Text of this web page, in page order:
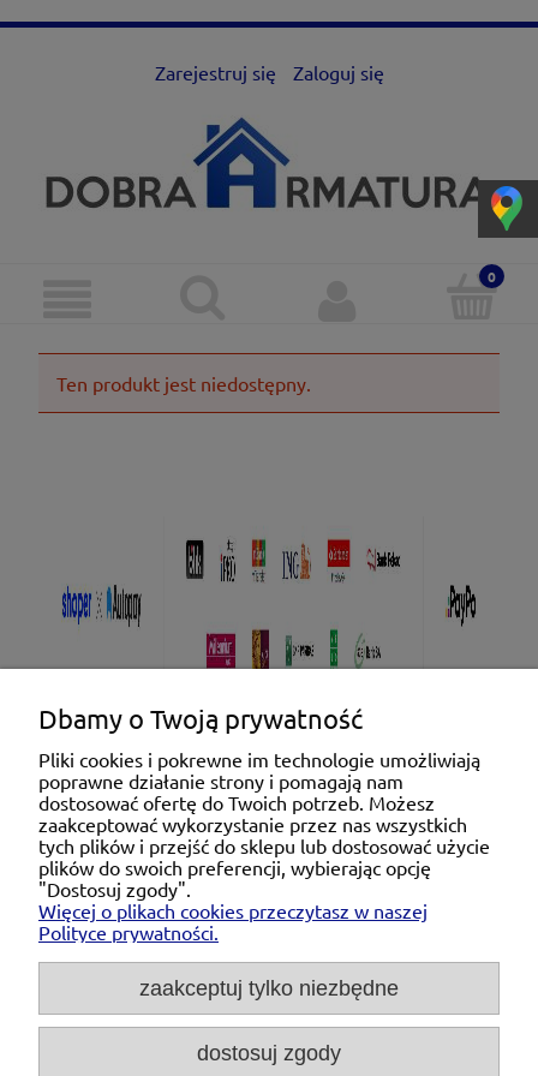
Zarejestruj się Zaloguj się
Ten produkt jest niedostępny.
Pomoc
Moje konto
Płatności i dostawa
O nas
Michał Niedźwiecki Dobra Armatura, ul. Krakowska
Dbamy o Twoją prywatność
Pliki cookies i pokrewne im technologie umożliwiają
poprawne działanie strony i pomagają nam
dostosować ofertę do Twoich potrzeb. Możesz
zaakceptować wykorzystanie przez nas wszystkich
tych plików i przejść do sklepu lub dostosować użycie
plików do swoich preferencji, wybierając opcję
"Dostosuj zgody".
Więcej o plikach cookies przeczytasz w naszej
Polityce prywatności.
zaakceptuj tylko niezbędne
dostosuj zgody